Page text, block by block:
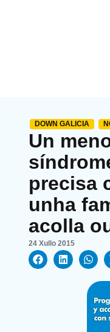
DOWN GALICIA
Un
precisa
unha
acolla
24 Xullo 2015